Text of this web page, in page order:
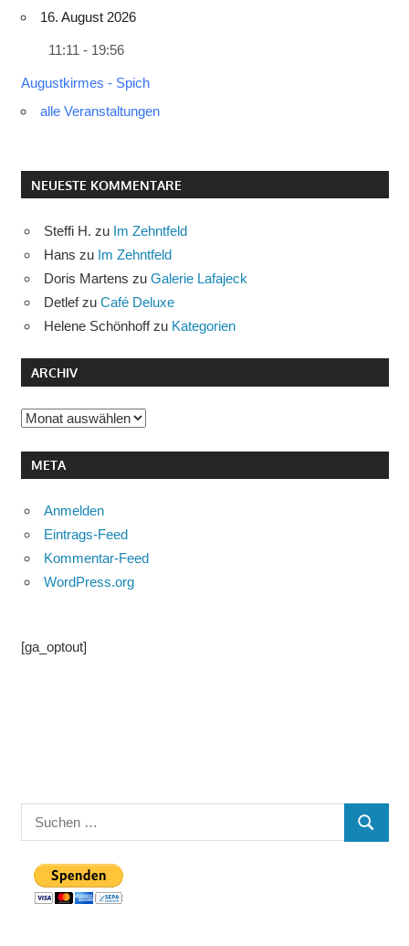
16. August 2026
11:11 - 19:56
Augustkirmes - Spich
alle Veranstaltungen
NEUESTE KOMMENTARE
Steffi H. zu Im Zehntfeld
Hans zu Im Zehntfeld
Doris Martens zu Galerie Lafajeck
Detlefzu Café Deluxe
Helene Schönhoffzu Kategorien
ARCHIV
Archiv
META
Anmelden
Eintrags-Feed
Kommentar-Feed
WordPress.org
[ga_optout]
Suchen
nach:
SUCHEN